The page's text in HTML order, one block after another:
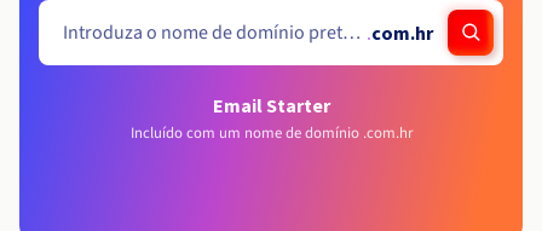
.com.hr
Email Starter
Incluído com um nome de domínio .com.hr